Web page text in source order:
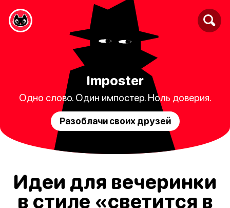
Imposter
Одно слово. Один импостер. Ноль доверия.
Разоблачи своих друзей
Идеи для вечеринки
в стиле «светится в